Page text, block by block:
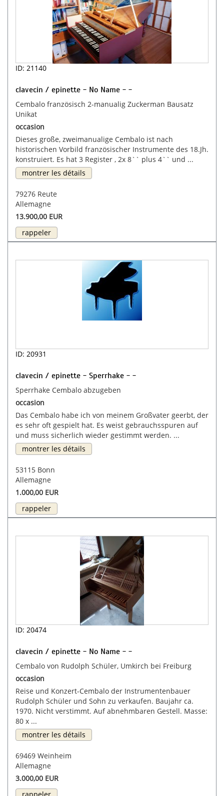
ID: 21140
clavecin / epinette - No Name - -
Cembalo französisch 2-manualig Zuckerman Bausatz
Unikat
occasion
Dieses große, zweimanualige Cembalo ist nach
historischen Vorbild französischer Instrumente des 18.Jh.
konstruiert. Es hat 3 Register , 2x 8`` plus 4`` und ...
montrer les détails
79276 Reute
Allemagne
13.900,00 EUR
rappeler
ID: 20931
clavecin / epinette - Sperrhake - -
Sperrhake Cembalo abzugeben
occasion
Das Cembalo habe ich von meinem Großvater geerbt, der
es sehr oft gespielt hat. Es weist gebrauchsspuren auf
und muss sicherlich wieder gestimmt werden. ...
montrer les détails
53115 Bonn
Allemagne
1.000,00 EUR
rappeler
ID: 20474
clavecin / epinette - No Name - -
Cembalo von Rudolph Schüler, Umkirch bei Freiburg
occasion
Reise und Konzert-Cembalo der Instrumentenbauer
Rudolph Schüler und Sohn zu verkaufen. Baujahr ca.
1970. Nicht verstimmt. Auf abnehmbaren Gestell. Masse:
80 x ...
montrer les détails
69469 Weinheim
Allemagne
3.000,00 EUR